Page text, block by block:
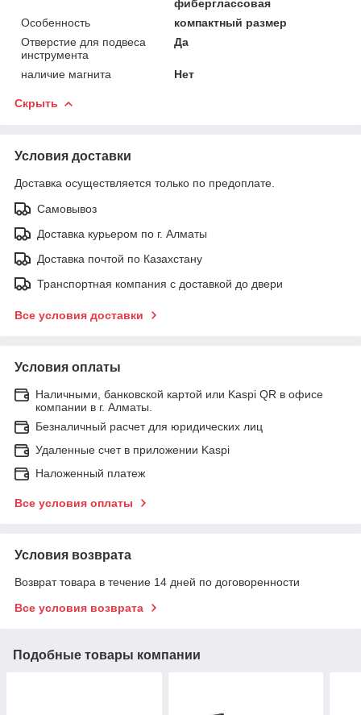
фиберглассовая
Особенность
компактный размер
Отверстие для подвеса
инструмента
Да
наличие магнита Нет
Скрыть
Условия доставки
Доставка осуществляется только по предоплате.
Самовывоз
Доставка курьером по г. Алматы
Доставка почтой по Казахстану
Транспортная компания с доставкой до двери
Все условия доставки
Условия оплаты
Наличными, банковской картой или Kaspi QR в офисе
компании в г. Алматы.
Безналичный расчет для юридических лиц
Удаленные счет в приложении Kaspi
Наложенный платеж
Все условия оплаты
Условия возврата
Возврат товара в течение 14 дней по договоренности
Все условия возврата
Подобные товары компании